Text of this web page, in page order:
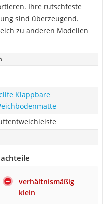
Ihre rutschfeste
sind überzeugend.
zu anderen Modellen
Klappbare
verhältnismäßig
klein